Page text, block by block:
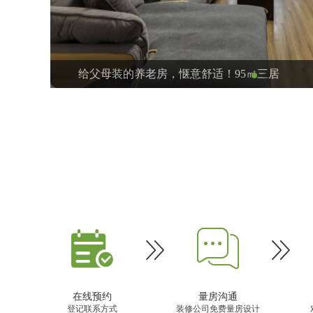
中式

在线预约
登记联系方式
 
量房沟通
装修公司免费量房设计
